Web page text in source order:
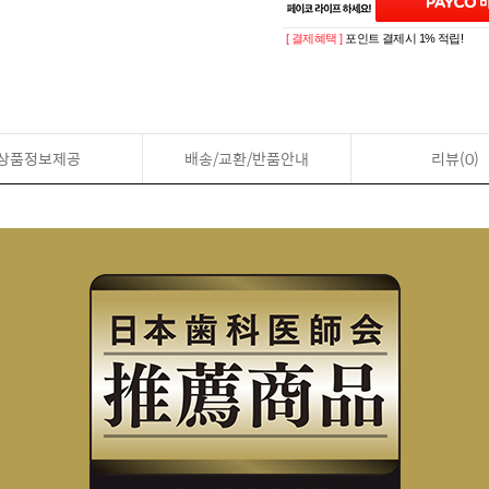
[ 결제혜택 ] 포인트 결제시 1% 적립!
품정보제공 배송/교환/반품안내 리뷰(0)